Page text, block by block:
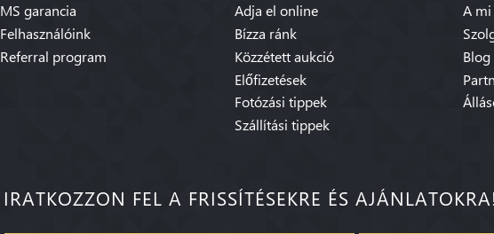
MS garancia
Felhasználóink
Referral program
Adja el online
Bízza ránk
Közzétett aukció
Előfizetések
Fotózási tippek
Szállítási tippek
A
Blog
IRATKOZZON FEL A FRISSÍTÉSEKRE ÉS